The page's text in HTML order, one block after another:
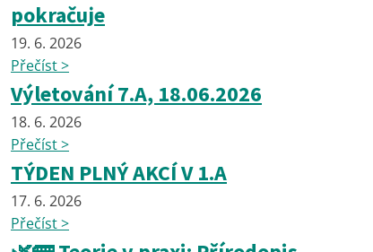
pokračuje
19. 6. 2026
Přečíst >
Výletování 7.A, 18.06.2026
18. 6. 2026
Přečíst >
TÝDEN PLNÝ AKCÍ V 1.A
17. 6. 2026
Přečíst >